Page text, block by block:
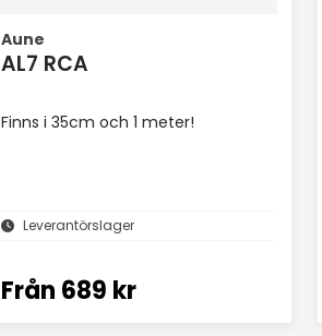
Aune
AL7 RCA
Finns i 35cm och 1 meter!
Leverantörslager
Från 689 kr